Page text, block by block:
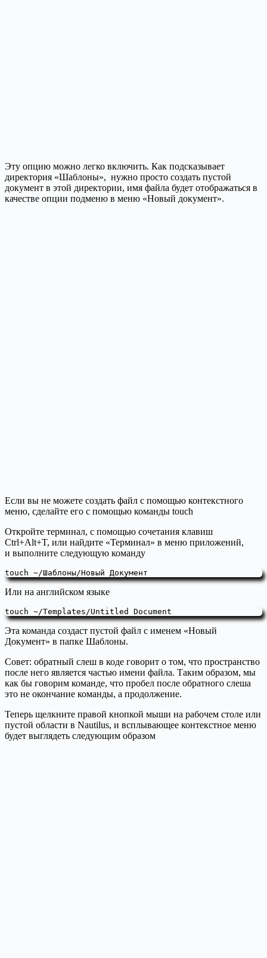
Эту опцию можно легко включить. Как подсказывает
директория «Шаблоны», нужно просто создать пустой
документ в этой директории, имя файла будет отображаться в
качестве опции подменю в меню «Новый документ».
Если вы не можете создать файл с помощью контекстного
меню, сделайте его с помощью команды touch
Откройте терминал, с помощью сочетания клавиш
Ctrl+Alt+T, или найдите «Терминал» в меню приложений,
и выполните следующую команду
touch ~/Шаблоны/Новый Документ
Или на английском языке
touch ~/Templates/Untitled Document
Эта команда создаст пустой файл с именем «Новый
Документ» в папке Шаблоны.
Совет: обратный слеш в коде говорит о том, что пространство
после него является частью имени файла. Таким образом, мы
как бы говорим команде, что пробел после обратного слеша
это не окончание команды, а продолжение.
Теперь щелкните правой кнопкой мыши на рабочем столе или
пустой области в Nautilus, и всплывающее контекстное меню
будет выглядеть следующим образом